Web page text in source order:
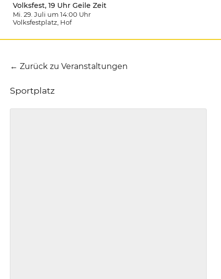
Volksfest, 19 Uhr Geile Zeit
Mi. 29. Juli um 14:00 Uhr
Volksfestplatz , Hof
← Zurück zu Veranstaltungen
Sportplatz